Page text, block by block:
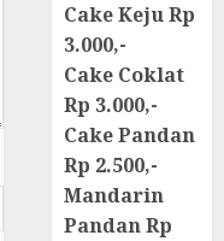
Cake Keju Rp
3.000,-
Cake Coklat
Rp 3.000,-
Cake Pandan
Rp 2.500,-
Mandarin
Pandan Rp